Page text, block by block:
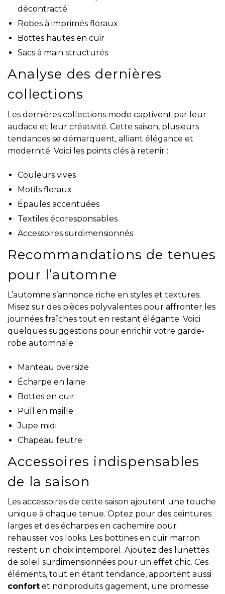
décontracté
Robes à imprimés floraux
Bottes hautes en cuir
Sacs à main structurés
Analyse des dernières
collections
Les dernières collections mode captivent par leur
audace et leur créativité. Cette saison, plusieurs
tendances se démarquent, alliant élégance et
modernité. Voici les points clés à retenir :
Couleurs vives
Motifs floraux
Épaules accentuées
Textiles écoresponsables
Accessoires surdimensionnés
Recommandations de tenues
pour l’automne
L’automne s’annonce riche en styles et textures.
Misez sur des pièces polyvalentes pour affronter les
journées fraîches tout en restant élégante. Voici
quelques suggestions pour enrichir votre garde-
robe automnale :
Manteau oversize
Écharpe en laine
Bottes en cuir
Pull en maille
Jupe midi
Chapeau feutre
Accessoires indispensables
de la saison
Les accessoires de cette saison ajoutent une touche
unique à chaque tenue. Optez pour des ceintures
larges et des écharpes en cachemire pour
rehausser vos looks. Les bottines en cuir marron
restent un choix intemporel. Ajoutez des lunettes
de soleil surdimensionnées pour un effet chic. Ces
éléments, tout en étant tendance, apportent aussi
confort et ndnproduits gagement, une promesse